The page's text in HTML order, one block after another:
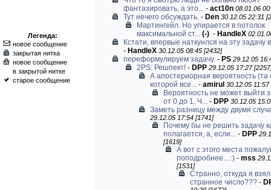
Легенда:
новое сообщение
закрытая нитка
новое сообщение
в закрытой нитке
старое сообщение
фантазировать, а это... - act10n 08.01.06
Тут нечего обсуждать. - Den 30.12.05 22:31
Мартингейл. Но упирается в потолок
максимальной ст... (-) - HandleX
Кстати, впервые наткунлся на эту задачу
- HandleX 30.12.05 08:45 [2432]
переформулируем задачу. - PS 29.12.05
2PS: Решпект! - DPP 29.12.05 17:27
А апостериорная вероятность (та
которой все... - amirul 30.12.05 11:57
Вероятность не может выйти
от 0 до 1. Ч... - DPP 30.12.05
Заметь разницу между двумя
29.12.05 17:54 [1741]
Почему бы не решить задачу
полагается, а, если... - DPP
[1619]
А вот с этого места
поподробнее... :) - mss
[1531]
Странно, откуда я
странное число??? -